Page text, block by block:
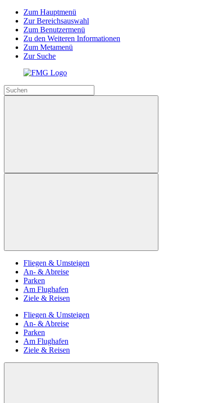
Zum Hauptmenü
Zur Bereichsauswahl
Zum Benutzermenü
Zu den Weiteren Informationen
Zum Metamenü
Zur Suche
Fliegen & Umsteigen
An- & Abreise
Parken
Am Flughafen
Ziele & Reisen
Fliegen & Umsteigen
An- & Abreise
Parken
Am Flughafen
Ziele & Reisen